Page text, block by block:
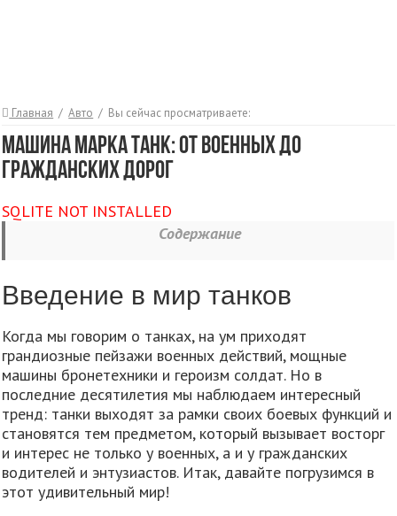
Главная / Авто / Вы сейчас просматриваете:
Машина марка Танк: от военных до
гражданских дорог
SQLITE NOT INSTALLED
Содержание
Введение в мир танков
Когда мы говорим о танках, на ум приходят
грандиозные пейзажи военных действий, мощные
машины бронетехники и героизм солдат. Но в
последние десятилетия мы наблюдаем интересный
тренд: танки выходят за рамки своих боевых функций и
становятся тем предметом, который вызывает восторг
и интерес не только у военных, а и у гражданских
водителей и энтузиастов. Итак, давайте погрузимся в
этот удивительный мир!